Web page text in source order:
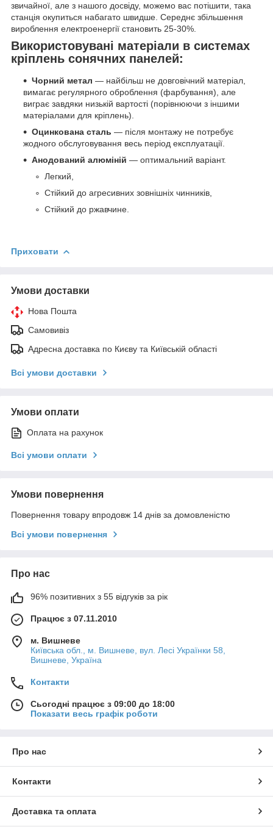
звичайної, але з нашого досвіду, можемо вас потішити, така
станція окупиться набагато швидше. Середнє збільшення
вироблення електроенергії становить 25-30%.
Використовувані матеріали в системах
кріплень сонячних панелей:
Чорний метал — найбільш не довговічний матеріал,
вимагає регулярного оброблення (фарбування), але
виграє завдяки низькій вартості (порівнюючи з іншими
матеріалами для кріплень).
Оцинкована сталь — після монтажу не потребує
жодного обслуговування весь період експлуатації.
Анодований алюміній — оптимальний варіант.
Легкий,
Стійкий до агресивних зовнішніх чинників,
Стійкий до ржавчине.
Приховати
Умови доставки
Нова Пошта
Самовивіз
Адресна доставка по Києву та Київській області
Всі умови доставки
Умови оплати
Оплата на рахунок
Всі умови оплати
Умови повернення
Повернення товару впродовж 14 днів за домовленістю
Всі умови повернення
Про нас
96% позитивних з 55 відгуків за рік
Працює з 07.11.2010
м. Вишневе
Київська обл., м. Вишневе, вул. Лесі Українки 58,
Вишневе, Україна
Контакти
Сьогодні працює з 09:00 до 18:00
Показати весь графік роботи
Про нас
Контакти
Доставка та оплата